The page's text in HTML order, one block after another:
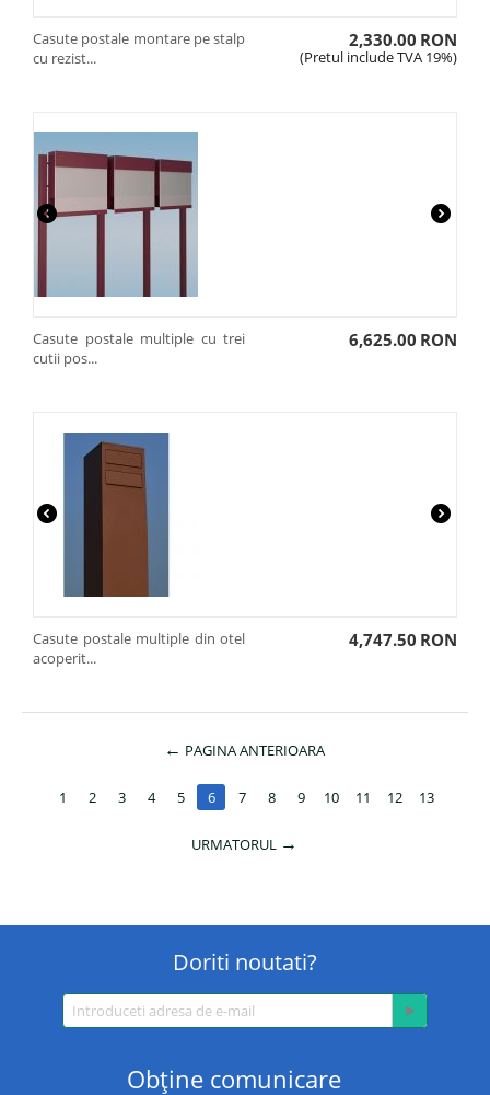
Casute postale montare pe stalp
cu rezist...
2,330.00 RON
(Pretul include TVA 19%)
Casute postale multiple cu trei
cutii pos...
6,625.00 RON
Casute postale multiple din otel
acoperit...
4,747.50 RON
PAGINA ANTERIOARA
1 2 3 4 5 6 7 8 9 10 11 12 13
URMATORUL
Doriti noutati?
Obţine comunicare